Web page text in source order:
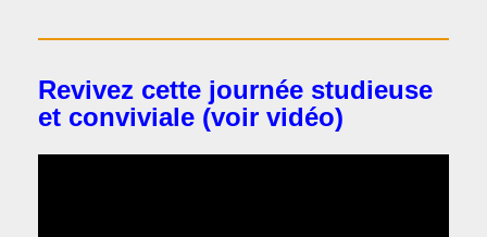
Revivez cette journée studieuse
et conviviale (voir vidéo)